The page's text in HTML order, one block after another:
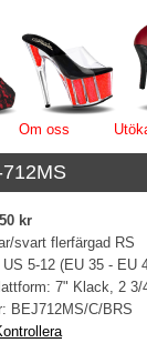
Om oss
kr
svart flerfärgad RS
5-12 (EU 35 - EU
7" Klack, 2 3/
BEJ712MS/C/BRS